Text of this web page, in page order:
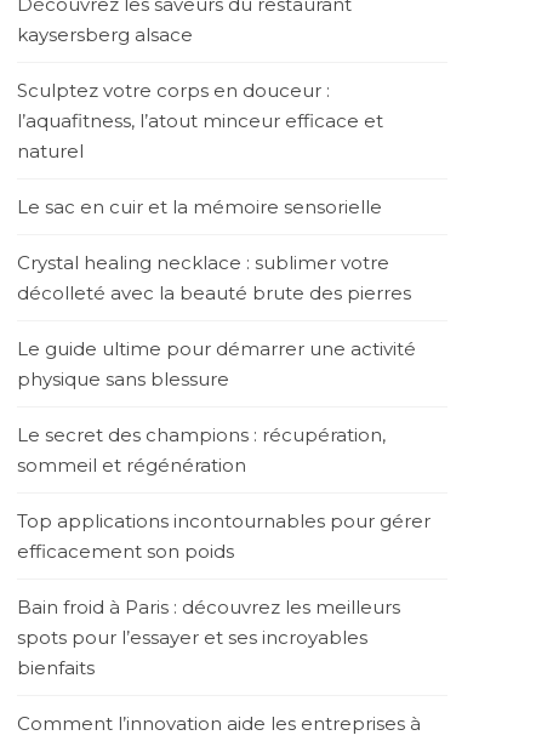
kaysersberg alsace
Sculptez votre corps en douceur :
l’aquafitness, l’atout minceur efficace et
naturel
Le sac en cuir et la mémoire sensorielle
Crystal healing necklace : sublimer votre
décolleté avec la beauté brute des pierres
Le guide ultime pour démarrer une activité
physique sans blessure
Le secret des champions : récupération,
sommeil et régénération
Top applications incontournables pour gérer
efficacement son poids
Bain froid à Paris : découvrez les meilleurs
spots pour l’essayer et ses incroyables
bienfaits
Comment l’innovation aide les entreprises à